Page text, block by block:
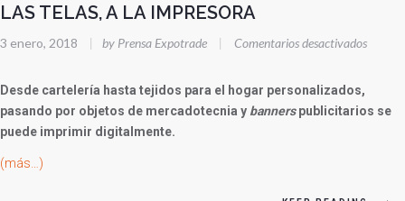
LAS TELAS, A LA IMPRESORA
3 enero, 2018 | by Prensa Expotrade | Comentarios desactivadosen
A
Desde cartelería hasta tejidos para el hogar personalizados,
pasando por objetos de mercadotecnia y bannerspublicitarios se
puede imprimir digitalmente.
(más…)